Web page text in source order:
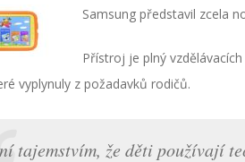
Samsung představil zcela
Přístroj je plný
vyplynuly z požadavků rodičů.
tajemstvím, že děti používají